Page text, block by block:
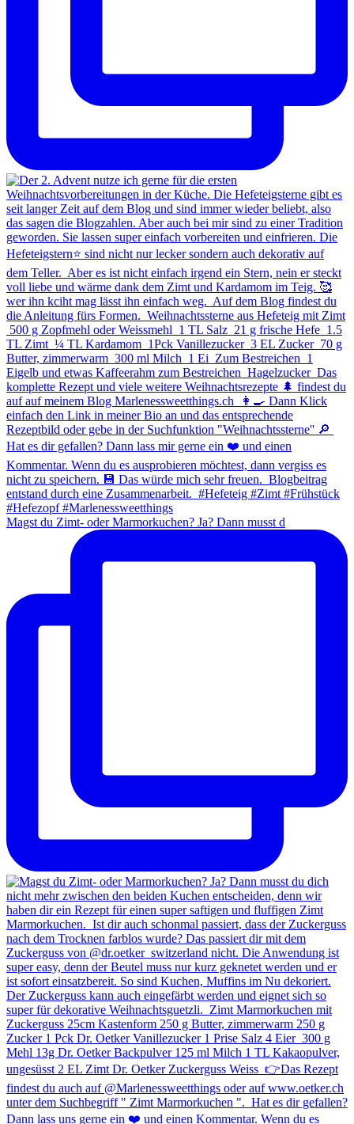
Magst du Zimt- oder Marmorkuchen? Ja? Dann musst d